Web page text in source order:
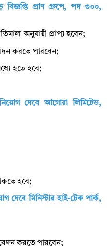
বিজ্ঞপ্তি প্রাণ গ্রুপে, পদ ৩০০,
অনুযায়ী প্রাপ্য হবেন;
করতে পারবেন;
হতে হবে;
দেবে আগোরা লিমিটেড,
হবে;
দেবে মিনিস্টার হাই-টেক পার্ক,
করতে পারবেন;